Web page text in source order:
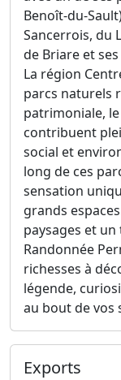
Benoît-du-
Sancerrois, du
de Briare et
La région
parcs naturels
patrimoniale, le
contribuent
social et
long de ces
sensation
grands
paysages et
Randonnée
richesses à
légende,
au bout de vos
Exports